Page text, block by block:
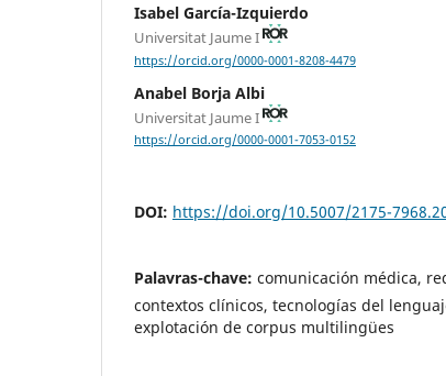
Isabel García-Izquierdo
Universitat Jaume I
https://orcid.org/0000-0001-8208-4479
Anabel Borja Albi
Universitat Jaume I
https://orcid.org/0000-0001-7053-0152
DOI: https://doi.org/10.5007/2175-
Palavras-chave: comunicación médica,
contextos clínicos, tecnologías del
explotación de corpus multilingües